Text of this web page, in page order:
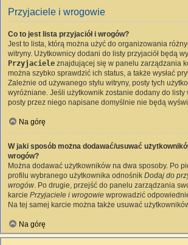
Przyjaciele i wrogowie
Co to jest lista przyjaciół i wrogów?
Jest to lista, którą można użyć do organizowania
witryny. Użytkownicy dodani do listy przyjaciół będą
Przyjaciele znajdującej się w panelu zarządzania
można szybko sprawdzić ich status, a także wysłać
Zależnie od używanego stylu witryny, posty tych
wyróżniane. Jeśli użytkownik zostanie dodany do listy
posty przez niego napisane domyślnie nie będą
Na górę
W jaki sposób można dodawać/usuwać
wrogów?
Można dodawać użytkowników na dwa sposoby. Po
profilu wybranego użytkownika odnośnik Dodaj do
wrogów. Po drugie, przejść do panelu zarządzania
karcie Przyjaciele i wrogowie wprowadzić
Na tej samej karcie można także usuwać
Na górę